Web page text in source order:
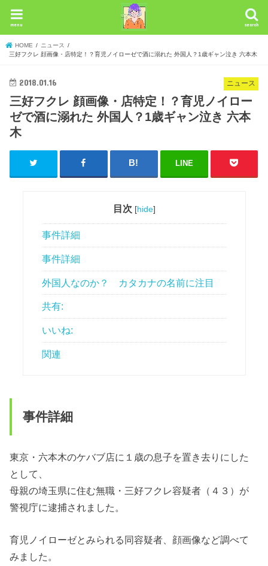
search
menu
HOME
ニュース
三好フクレ 顔画像・店特定！？育児ノイローゼで酒に溺れた 外国人？1歳ギャン泣き 六本木
ニュース
2018.01.16
三好フクレ 顔画像・店特定！？育児ノイロー
ゼで酒に溺れた 外国人？1歳ギャン泣き 六本
木
LINE
目次 [hide]
事件詳細
事件詳細
外国人なのか？ カタカナの名前に注目
共有:
いいね:
関連
事件詳細
東京・六本木のケバブ店に１歳の息子を置き去りにした
として、
母親の埼玉県に住む無職・ 三好フクレ容疑者（４３）が
警視庁に逮捕されました。
育児ノイローゼとみられる同容疑者、顔画像など調べて
みました。